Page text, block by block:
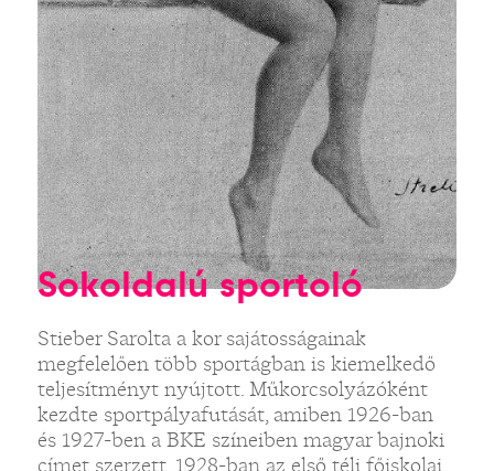
Sokoldalú sportoló
Stieber Sarolta a kor sajátosságainak
megfelelően több sportágban is kiemelkedő
teljesítményt nyújtott. Műkorcsolyázóként
kezdte sportpályafutását, amiben 1926-ban
és 1927-ben a BKE színeiben magyar bajnoki
címet szerzett. 1928-ban az első téli főiskolai